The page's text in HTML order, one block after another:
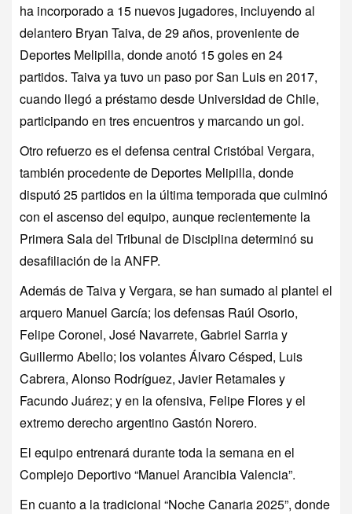
ha incorporado a 15 nuevos jugadores, incluyendo al
delantero Bryan Taiva, de 29 años, proveniente de
Deportes Melipilla, donde anotó 15 goles en 24
partidos. Taiva ya tuvo un paso por San Luis en 2017,
cuando llegó a préstamo desde Universidad de Chile,
participando en tres encuentros y marcando un gol.
Otro refuerzo es el defensa central Cristóbal Vergara,
también procedente de Deportes Melipilla, donde
disputó 25 partidos en la última temporada que culminó
con el ascenso del equipo, aunque recientemente la
Primera Sala del Tribunal de Disciplina determinó su
desafiliación de la ANFP.
Además de Taiva y Vergara, se han sumado al plantel el
arquero Manuel García; los defensas Raúl Osorio,
Felipe Coronel, José Navarrete, Gabriel Sarria y
Guillermo Abello; los volantes Álvaro Césped, Luis
Cabrera, Alonso Rodríguez, Javier Retamales y
Facundo Juárez; y en la ofensiva, Felipe Flores y el
extremo derecho argentino Gastón Norero.
El equipo entrenará durante toda la semana en el
Complejo Deportivo “Manuel Arancibia Valencia”.
En cuanto a la tradicional “Noche Canaria 2025”, donde